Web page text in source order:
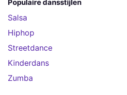
Populaire dansstijlen
Salsa
Hiphop
Streetdance
Kinderdans
Zumba